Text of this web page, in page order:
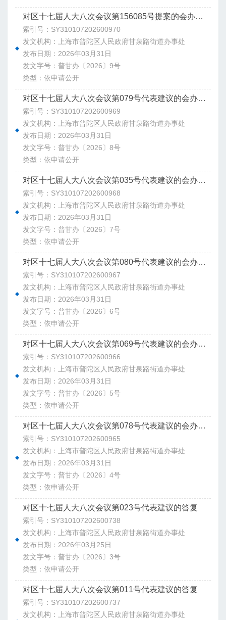
对区十七届人大八次会议第156085号提案的会办意见
索引号：SY310107202600970
发文机构：上海市普陀区人民政府甘泉路街道办事处
发布日期：2026年03月31日
发文字号：普甘办〔2026〕9号
类型：依申请公开
对区十七届人大八次会议第079号代表建议的会办意见
索引号：SY310107202600969
发文机构：上海市普陀区人民政府甘泉路街道办事处
发布日期：2026年03月31日
发文字号：普甘办〔2026〕8号
类型：依申请公开
对区十七届人大八次会议第035号代表建议的会办意见
索引号：SY310107202600968
发文机构：上海市普陀区人民政府甘泉路街道办事处
发布日期：2026年03月31日
发文字号：普甘办〔2026〕7号
类型：依申请公开
对区十七届人大八次会议第080号代表建议的会办意见
索引号：SY310107202600967
发文机构：上海市普陀区人民政府甘泉路街道办事处
发布日期：2026年03月31日
发文字号：普甘办〔2026〕6号
类型：依申请公开
对区十七届人大八次会议第069号代表建议的会办意见
索引号：SY310107202600966
发文机构：上海市普陀区人民政府甘泉路街道办事处
发布日期：2026年03月31日
发文字号：普甘办〔2026〕5号
类型：依申请公开
对区十七届人大八次会议第078号代表建议的会办意见
索引号：SY310107202600965
发文机构：上海市普陀区人民政府甘泉路街道办事处
发布日期：2026年03月31日
发文字号：普甘办〔2026〕4号
类型：依申请公开
对区十七届人大八次会议第023号代表建议的答复
索引号：SY310107202600738
发文机构：上海市普陀区人民政府甘泉路街道办事处
发布日期：2026年03月25日
发文字号：普甘办〔2026〕3号
类型：依申请公开
对区十七届人大八次会议第011号代表建议的答复
索引号：SY310107202600737
发文机构：上海市普陀区人民政府甘泉路街道办事处